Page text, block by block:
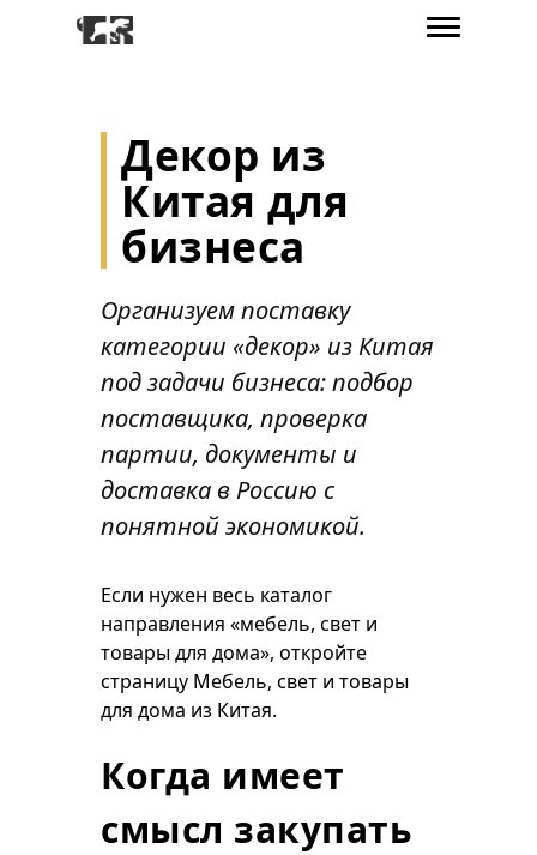
Декор из
Китая для
бизнеса
Организуем поставку
категории «декор» из Китая
под задачи бизнеса: подбор
поставщика, проверка
партии, документы и
доставка в Россию с
понятной экономикой.
Если нужен весь каталог
направления «мебель, свет и
товары для дома», откройте
страницу Мебель, свет и товары
для дома из Китая.
Когда имеет
смысл закупать